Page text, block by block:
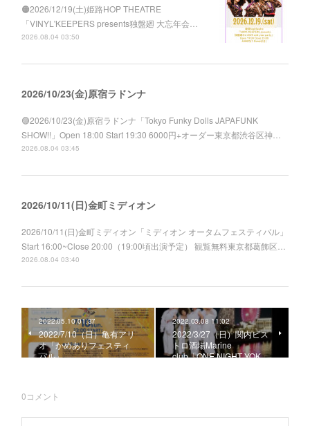
🟠2026/12/19(土)姫路HOP THEATRE
「VINYL'KEEPERS presents独盤廻 大忘年会…
2026.08.04 03:50
2026/10/23(金)原宿ラドンナ
🟣2026/10/23(金)原宿ラドンナ「Tokyo Funky Dolls JAPAFUNK
SHOW!!」Open 18:00 Start 19:30 6000円+オーダー東京都渋谷区神…
2026.08.04 03:45
2026/10/11(日)金町ミディオン
2026/10/11(日)金町ミディオン「ミディオン オータムフェスティバル」
Start 16:00~Close 20:00（19:00頃出演予定） 観覧無料東京都葛飾区…
2026.08.04 03:40
2022.05.10 01:37
2022/7/10（日）亀有アリ
オ「かめありフェスティ
バル」
2022.03.08 11:02
2022/3/27（日）関内ビス
トロ酒場Marine
club「ONE NIGHT YOK…
0コメント